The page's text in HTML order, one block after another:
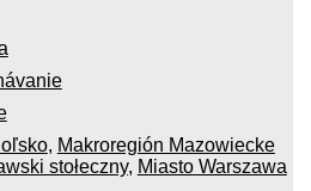
, Makroregión Mazowiecke
stołeczny, Miasto Warszawa